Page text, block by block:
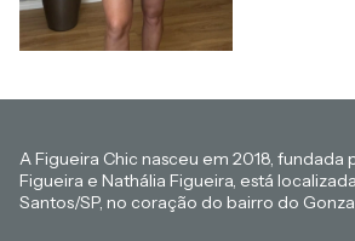
A Figueira Chic nasceu em 2018, fundada
Figueira e Nathália Figueira, está
Santos/SP, no coração do bairro do